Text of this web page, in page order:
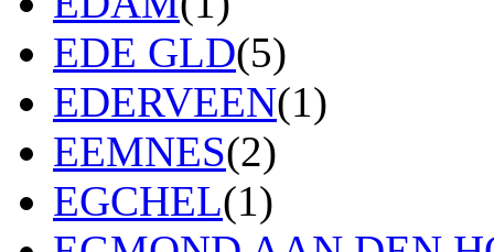
EDE GLD(5)
EDERVEEN(1)
EEMNES(2)
EGCHEL(1)